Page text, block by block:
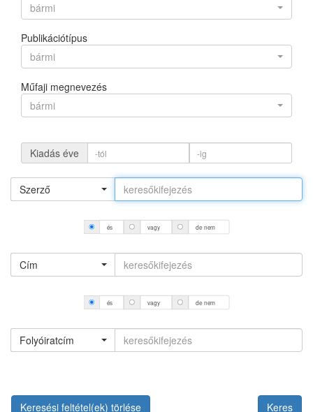
bármi
Publikációtípus
bármi
Műfaji megnevezés
bármi
Kiadás éve
Szerző
és vagy de nem
Cím
és vagy de nem
Folyóiratcím
Keresési feltétel(ek) törlése